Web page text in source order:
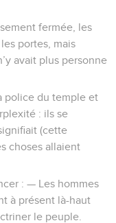
fermée, les
portes, mais
avait plus personne
police du temple et
: ils se
(cette
choses allaient
: — Les hommes
à présent là-haut
le peuple.